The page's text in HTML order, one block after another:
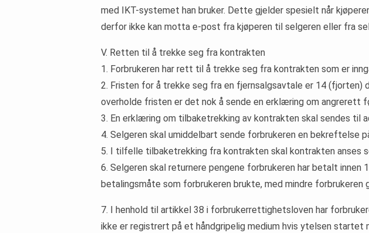
med IKT-systemet han bruker. Dette gjelder spesielt når
derfor ikke kan motta e-post fra kjøperen til selgeren eller fra
V. Retten til å trekke seg fra kontrakten
1. Forbrukeren har rett til å trekke seg fra kontrakten som er
2. Fristen for å trekke seg fra en fjernsalgsavtale er 14 (fjorten)
overholde fristen er det nok å sende en erklæring om angrerett
3. En erklæring om tilbaketrekking av kontrakten skal sendes til
4. Selgeren skal umiddelbart sende forbrukeren en bekreftelse
5. I tilfelle tilbaketrekking fra kontrakten skal kontrakten anses
6. Selgeren skal returnere pengene forbrukeren har betalt
betalingsmåte som forbrukeren brukte, med mindre forbrukeren
7. I henhold til artikkel 38 i forbrukerrettighetsloven har
ikke er registrert på et håndgripelig medium hvis ytelsen